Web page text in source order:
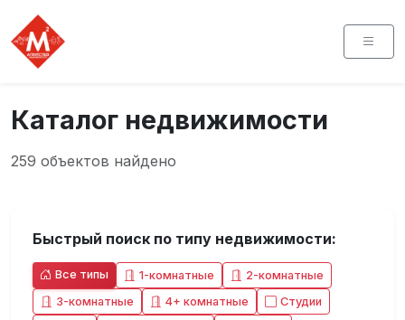
Каталог недвижимости
259 объектов найдено
Быстрый поиск по типу недвижимости:
Все типы 1-комнатные
2-комнатные
3-комнатные
4+ комнатные
Студии